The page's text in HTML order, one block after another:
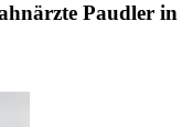
Paudler